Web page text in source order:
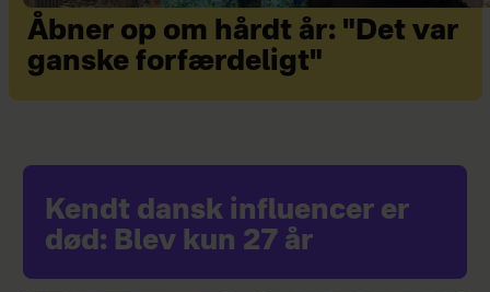
Åbner op om hårdt år: "Det var
ganske forfærdeligt"
Kendt dansk influencer er
død: Blev kun 27 år